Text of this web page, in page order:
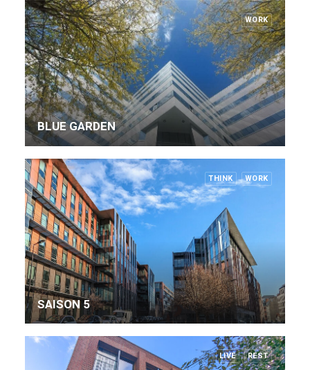
WORK
BLUE GARDEN
THINK WORK
SAISON 5
LIVE REST